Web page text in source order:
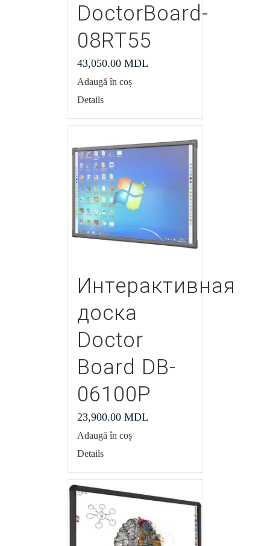
DoctorBoard-
08RT55
43,050.00 MDL
Adaugă în coș
Details
Интерактивная
доска
Doctor
Board DB-
06100P
23,900.00 MDL
Adaugă în coș
Details